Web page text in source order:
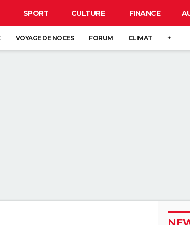
SPORT CULTURE FINANCE
VOYAGE DE NOCES FORUM CLIMAT +